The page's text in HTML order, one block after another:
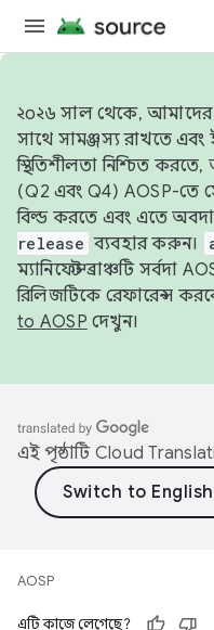
২০২৬ সাল থেকে, আমাদের
সাথে সামঞ্জস্য রাখতে এবং
স্থিতিশীলতা নিশ্চিত
(Q2 এবং Q4) AOSP-তে
বিল্ড করতে এবং এতে
release ব্যবহার করুন।
ম্যানিফেস্ট ব্রাঞ্চটি সর্বদা
রিলিজটিকে রেফারেন্স
to AOSP দেখুন।
এই পৃষ্ঠাটি Cloud
AOSP
এটি কাজে লেগেছে?